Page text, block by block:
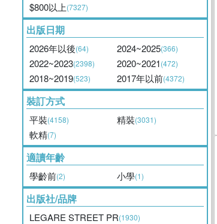
$800以上(7327)
出版日期
2026年以後(64) 2024~2025(366)
2022~2023(2398) 2020~2021(472)
2018~2019(523) 2017年以前(4372)
裝訂方式
平裝(4158) 精裝(3031)
軟精(7)
適讀年齡
學齡前(2) 小學(1)
出版社/品牌
LEGARE STREET PR(1930)